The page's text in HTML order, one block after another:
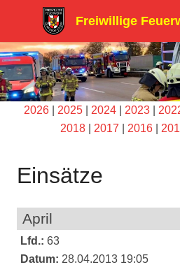
Freiwillige
2026 2025 2024 2023
2018
2017 2016
Einsätze
April
Lfd.: 63
Datum: 28.04.2013 19:05